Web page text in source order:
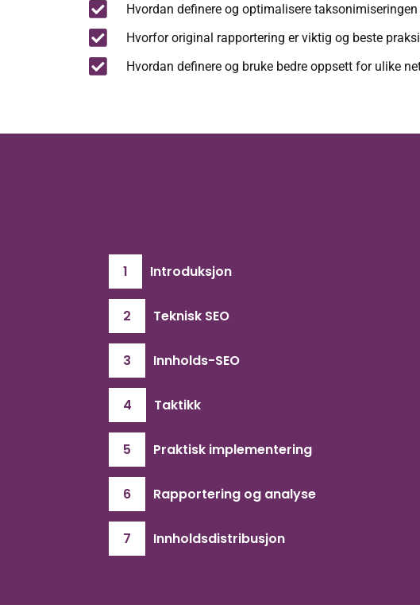
Hvordan definere og optimalisere taksonimiseringen
Hvorfor original rapportering er viktig og beste
Hvordan definere og bruke bedre oppsett for ulike
1 Introduksjon
2 Teknisk SEO
3 Innholds-SEO
4 Taktikk
5 Praktisk implementering
6 Rapportering og analyse
7 Innholdsdistribusjon